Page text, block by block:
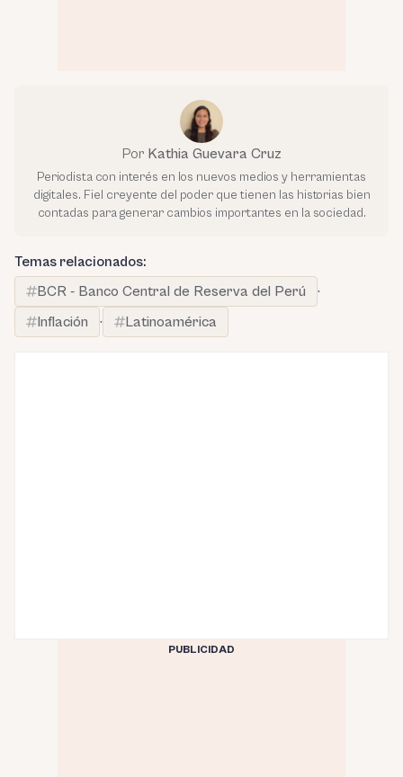
Por Kathia Guevara Cruz
Periodista con interés en los nuevos medios y herramientas
digitales. Fiel creyente del poder que tienen las historias bien
contadas para generar cambios importantes en la sociedad.
Temas relacionados:
BCR - Banco Central de Reserva del Perú
·
Inflación
· Latinoamérica
PUBLICIDAD